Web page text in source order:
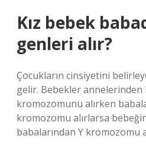
Kız bebek
genleri alır?
Çocukların cinsiyetini
gelir. Bebekler annelerinden
kromozomunu alırken
kromozomu alırlarsa
babalarından Y kromozomu